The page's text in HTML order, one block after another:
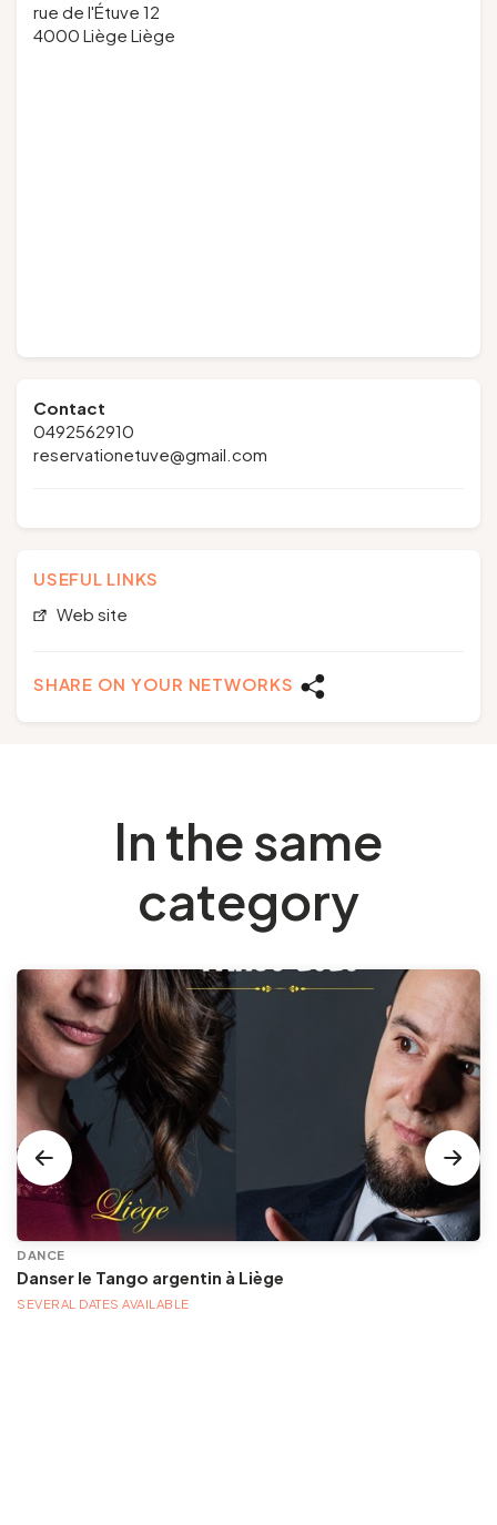
rue de l'Étuve 12
4000 Liège Liège
Contact
0492562910
reservationetuve@gmail.com
USEFUL LINKS
Web site
SHARE ON YOUR NETWORKS
In the same
category
DANCE
Danser le Tango argentin à Liège
SEVERAL DATES AVAILABLE